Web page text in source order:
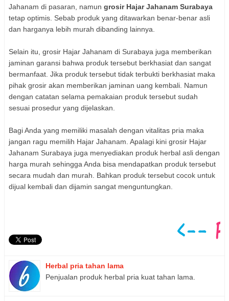
Jahanam di pasaran, namun grosir Hajar Jahanam Surabaya
tetap optimis. Sebab produk yang ditawarkan benar-benar asli
dan harganya lebih murah dibanding lainnya.
Selain itu, grosir Hajar Jahanam di Surabaya juga memberikan
jaminan garansi bahwa produk tersebut berkhasiat dan sangat
bermanfaat. Jika produk tersebut tidak terbukti berkhasiat maka
pihak grosir akan memberikan jaminan uang kembali. Namun
dengan catatan selama pemakaian produk tersebut sudah
sesuai prosedur yang dijelaskan.
Bagi Anda yang memiliki masalah dengan vitalitas pria maka
jangan ragu memilih Hajar Jahanam. Apalagi kini grosir Hajar
Jahanam Surabaya juga menyediakan produk herbal asli dengan
harga murah sehingga Anda bisa mendapatkan produk tersebut
secara mudah dan murah. Bahkan produk tersebut cocok untuk
dijual kembali dan dijamin sangat menguntungkan.
Herbal pria tahan lama
Penjualan produk herbal pria kuat tahan lama.